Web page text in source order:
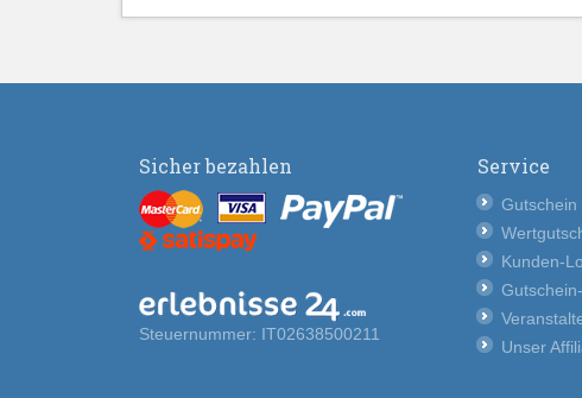
Sicher bezahlen
Steuernummer: IT02638500211
Service
Gutschein
Kunden-
Unser